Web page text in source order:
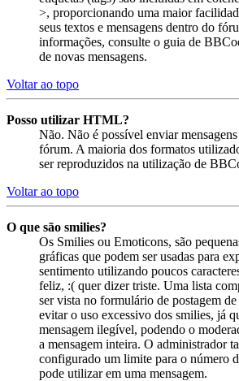
>, proporcionando uma maior
seus textos e mensagens dentro do
informações, consulte o guia de
de novas mensagens.
Voltar ao topo
Posso utilizar HTML?
Não. Não é possível enviar
fórum. A maioria dos formatos
ser reproduzidos na utilização de
Voltar ao topo
O que são smilies?
Os Smilies ou Emoticons, são
gráficas que podem ser usadas para
sentimento utilizando poucos
feliz, :( quer dizer triste. Uma lista
ser vista no formulário de postagem
evitar o uso excessivo dos smilies, já
mensagem ilegível, podendo o
a mensagem inteira. O administrador
configurado um limite para o número
pode utilizar em uma mensagem.